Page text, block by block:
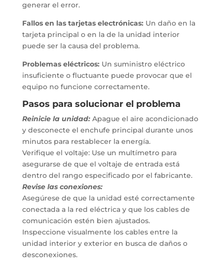
generar el error.
Fallos en las tarjetas electrónicas: Un daño en la
tarjeta principal o en la de la unidad interior
puede ser la causa del problema.
Problemas eléctricos: Un suministro eléctrico
insuficiente o fluctuante puede provocar que el
equipo no funcione correctamente.
Pasos para solucionar el problema
Reinicie la unidad: Apague el aire acondicionado
y desconecte el enchufe principal durante unos
minutos para restablecer la energía.
Verifique el voltaje: Use un multímetro para
asegurarse de que el voltaje de entrada está
dentro del rango especificado por el fabricante.
Revise las conexiones:
Asegúrese de que la unidad esté correctamente
conectada a la red eléctrica y que los cables de
comunicación estén bien ajustados.
Inspeccione visualmente los cables entre la
unidad interior y exterior en busca de daños o
desconexiones.